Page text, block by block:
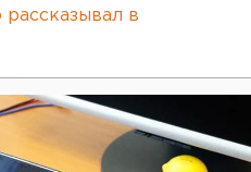
рассказывал в